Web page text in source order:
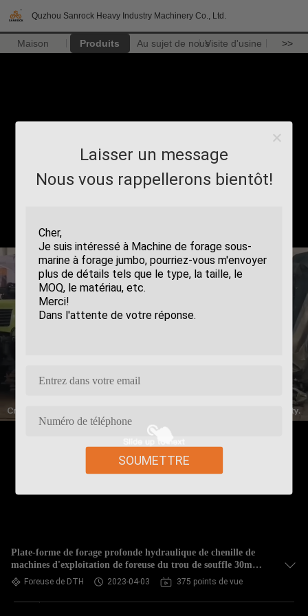
Quzhou Sanrock Heavy Industry Machinery Co., Ltd.
Maison Produits Au sujet de nousVisite d'usine >>
Laisser un message
Nous vous rappellerons bientôt!
SOUMETTRE
Plate-forme de forage profonde hydraulique de chenille de
machines d'exploitation de foreuse du trou de souffle 30m
DTHForeuse de DTH 2023-04-03 375 points de vue